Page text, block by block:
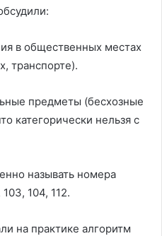
в общественных местах
транспорте).
предметы (бесхозные
категорически нельзя с
называть номера
104, 112.
на практике алгоритм